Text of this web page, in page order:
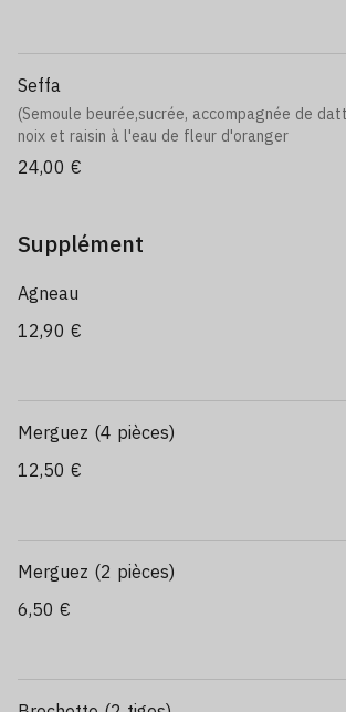
Seffa
(Semoule beurée,sucrée, accompagnée de
noix et raisin à l'eau de fleur d'oranger
24,00 €
Supplément
Agneau
12,90 €
Merguez (4 pièces)
12,50 €
Merguez (2 pièces)
6,50 €